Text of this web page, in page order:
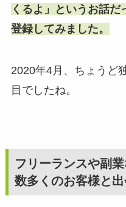
くるよ」というお話だ
登録してみました。
2020年4月、ちょうど
目でしたね。
フリーランスや副
数多くのお客様と出